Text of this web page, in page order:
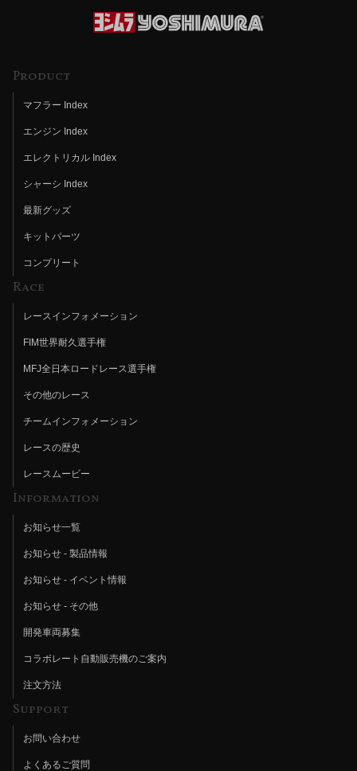
Product
マフラー Index
エンジン Index
エレクトリカル Index
シャーシ Index
最新グッズ
キットパーツ
コンプリート
Race
レースインフォメーション
FIM世界耐久選手権
MFJ全日本ロードレース選手権
その他のレース
チームインフォメーション
レースの歴史
レースムービー
Information
お知らせ一覧
お知らせ - 製品情報
お知らせ - イベント情報
お知らせ - その他
開発車両募集
コラボレート自動販売機のご案内
注文方法
Support
お問い合わせ
よくあるご質問